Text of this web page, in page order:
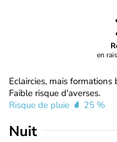
en
Eclaircies, mais formations
Faible risque d'averses.
Risque de pluie
25 %
Nuit